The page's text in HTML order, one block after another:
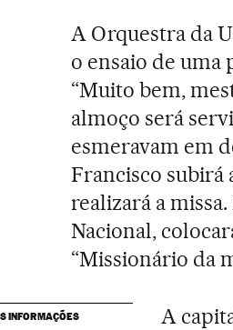
A Orquestra da
o ensaio de uma
“Muito bem,
almoço será
esmeravam em
Francisco subirá
realizará a
Nacional,
“Missionário da
INFORMAÇÕES
A